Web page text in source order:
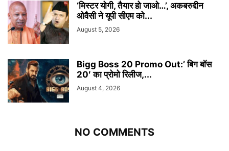
‘मिस्टर योगी, तैयार हो जाओ…’, अकबरुद्दीन
ओवैसी ने यूपी सीएम को...
August 5, 2026
Bigg Boss 20 Promo Out:’ बिग बॉस
20′ का प्रोमो रिलीज,...
August 4, 2026
NO COMMENTS